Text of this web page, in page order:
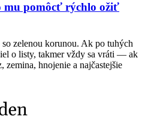
mu pomôcť rýchlo ožiť
zelenou korunou. Ak po tuhých
o listy, takmer vždy sa vráti — ak
zemina, hnojenie a najčastejšie